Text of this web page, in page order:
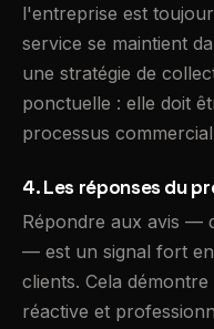
l'entreprise est
service se maintient
une stratégie de
ponctuelle : elle doit
processus
4. Les réponses du
Répondre aux avis —
— est un signal fort
clients. Cela
réactive et